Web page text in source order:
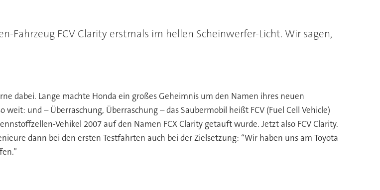
Fahrzeug FCV Clarity erstmals im hellen Scheinwerfer-Licht. Wir sagen,
dabei. Lange machte Honda ein großes Geheimnis um den Namen ihres neuen
und – Überraschung, Überraschung – das Saubermobil heißt FCV (Fuel Cell Vehicle)
Vehikel 2007 auf den Namen FCX Clarity getauft wurde. Jetzt also FCV Clarity.
dann bei den ersten Testfahrten auch bei der Zielsetzung: “Wir haben uns am Toyota